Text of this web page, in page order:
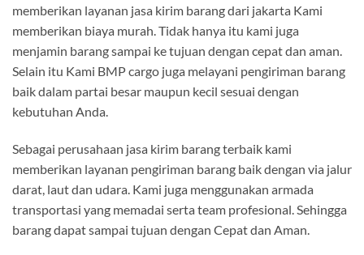
memberikan layanan jasa kirim barang dari jakarta Kami
memberikan biaya murah. Tidak hanya itu kami juga
menjamin barang sampai ke tujuan dengan cepat dan aman.
Selain itu Kami BMP cargo juga melayani pengiriman barang
baik dalam partai besar maupun kecil sesuai dengan
kebutuhan Anda.
Sebagai perusahaan jasa kirim barang terbaik kami
memberikan layanan pengiriman barang baik dengan via jalur
darat, laut dan udara. Kami juga menggunakan armada
transportasi yang memadai serta team profesional. Sehingga
barang dapat sampai tujuan dengan Cepat dan Aman.